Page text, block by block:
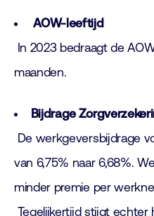
AOW-leeftijd
In 2023 bedraagt de
maanden.
Bijdrage
De werkgeversbijdrage
van 6,75% naar 6,68%.
minder premie per
Tegelijkertijd stijgt